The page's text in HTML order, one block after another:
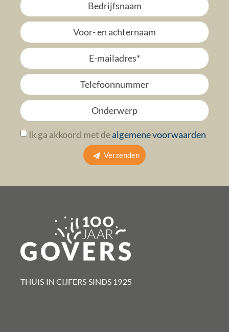
Ik ga akkoord met dealgemene voorwaarden
Verzenden
THUIS IN CIJFERS SINDS 1925​